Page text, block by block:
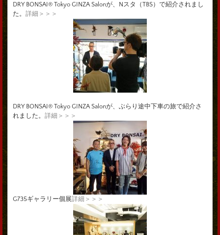
DRY BONSAI® Tokyo GINZA Salonが、Nスタ（TBS）で紹介されまし
た。 詳細＞＞＞
DRY BONSAI® Tokyo GINZA Salonが、ぶらり途中下車の旅で紹介さ
れました。 詳細＞＞＞
G735ギャラリー個展詳細＞＞＞